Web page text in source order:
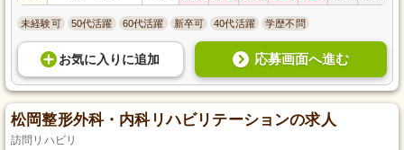
未経験可 50代活躍 60代活躍 新卒可 40代活躍 学歴不問
お気に入り に追加 応募画面へ進む
松岡整形外科・内科リハビリテーションの求人
訪問リハビリ